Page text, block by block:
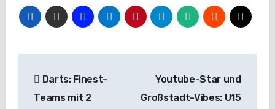
Darts: Finest-
Teams mit 2
Youtube-Star und
Großstadt-Vibes: U15